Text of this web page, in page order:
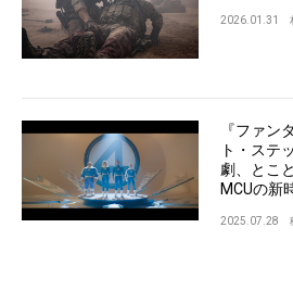
2026.01.31
『ファン
ト・ステ
劇、とこ
MCUの新
2025.07.28